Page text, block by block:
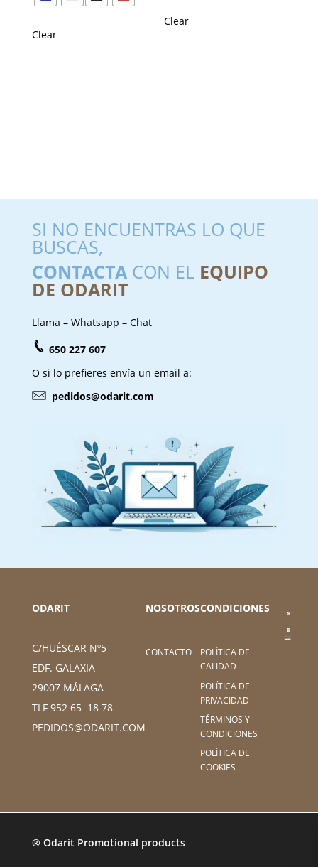
Clear
Clear
SI NO ENCUENTRAS LO QUE
BUSCAS,
CONTACTACON EL EQUIPO
DE ODARIT
Llama – Whatsapp – Chat
650 227 607
O si lo prefieres envía un email a:
pedidos@odarit.com
ODARIT
C/HUÉSCAR Nº5
EDF. GALAXIA
29007 MÁLAGA
TLF 952 65 18 78
PEDIDOS@ODARIT.COM
NOSOTROS
CONTACTO
CONDICIONES
POLÍTICA DE
CALIDAD
POLÍTICA DE
PRIVACIDAD
TÉRMINOS Y
CONDICIONES
POLÍTICA DE
COOKIES
® Odarit Promotional products